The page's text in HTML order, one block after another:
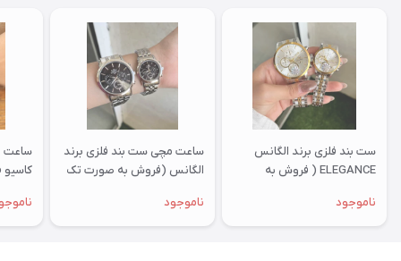
ست بند فلزی برند الگانس
ELEGANCE ( فروش به
ناموجود
ساعت مچی ست بند فلزی برند
الگانس (فروش به صورت تک
ناموجود
ساعت